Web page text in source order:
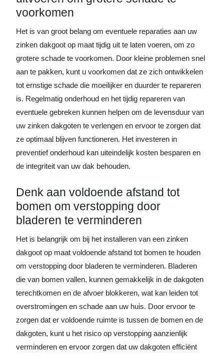
voorkomen
Het is van groot belang om eventuele reparaties aan uw
zinken dakgoot op maat tijdig uit te laten voeren, om zo
grotere schade te voorkomen. Door kleine problemen snel
aan te pakken, kunt u voorkomen dat ze zich ontwikkelen
tot ernstige schade die moeilijker en duurder te repareren
is. Regelmatig onderhoud en het tijdig repareren van
eventuele gebreken kunnen helpen om de levensduur van
uw zinken dakgoten te verlengen en ervoor te zorgen dat
ze optimaal blijven functioneren. Het investeren in
preventief onderhoud kan uiteindelijk kosten besparen en
de integriteit van uw dak behouden.
Denk aan voldoende afstand tot
bomen om verstopping door
bladeren te verminderen
Het is belangrijk om bij het installeren van een zinken
dakgoot op maat voldoende afstand tot bomen te houden
om verstopping door bladeren te verminderen. Bladeren
die van bomen vallen, kunnen gemakkelijk in de dakgoten
terechtkomen en de afvoer blokkeren, wat kan leiden tot
overstromingen en schade aan uw huis. Door ervoor te
zorgen dat er voldoende ruimte is tussen de bomen en de
dakgoten, kunt u het risico op verstopping aanzienlijk
verminderen en ervoor zorgen dat uw dakgoten efficiënt